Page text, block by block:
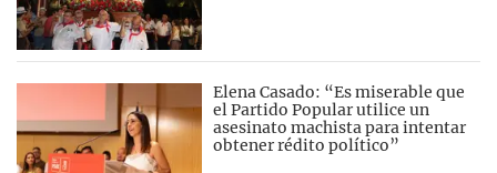
Elena Casado: “Es miserable que
el Partido Popular utilice un
asesinato machista para intentar
obtener rédito político”